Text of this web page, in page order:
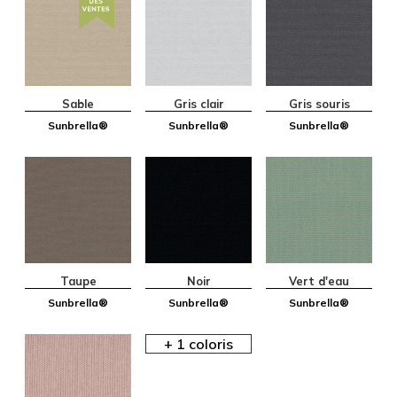
Sable
Sunbrella®
Gris clair
Sunbrella®
Gris souris
Sunbrella®
Taupe
Sunbrella®
Noir
Sunbrella®
Vert d'eau
Sunbrella®